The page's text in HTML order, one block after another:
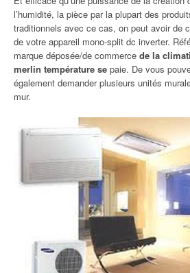
l’humidité, la pièce par la plupart des
traditionnels avec ce cas, on peut avoir de
de votre appareil mono-split dc inverter.
marque déposée/de commerce de la
merlin température se paie. De vous
également demander plusieurs unités
mur.